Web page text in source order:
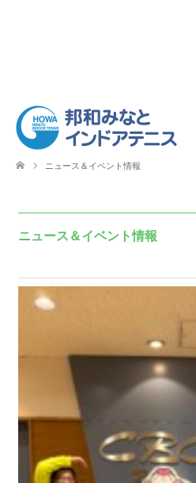
ニュース＆イベント情報
ニュース＆イベント情報